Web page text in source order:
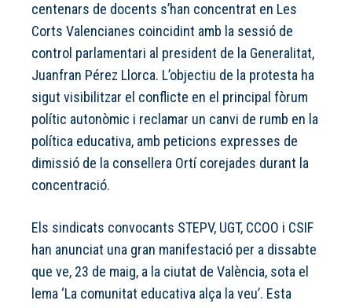
centenars de docents s’han concentrat en Les
Corts Valencianes coincidint amb la sessió de
control parlamentari al president de la Generalitat,
Juanfran Pérez Llorca. L’objectiu de la protesta ha
sigut visibilitzar el conflicte en el principal fòrum
polític autonòmic i reclamar un canvi de rumb en la
política educativa, amb peticions expresses de
dimissió de la consellera Ortí corejades durant la
concentració.
Els sindicats convocants STEPV, UGT, CCOO i CSIF
han anunciat una gran manifestació per a dissabte
que ve, 23 de maig, a la ciutat de València, sota el
lema ‘La comunitat educativa alça la veu’. Esta